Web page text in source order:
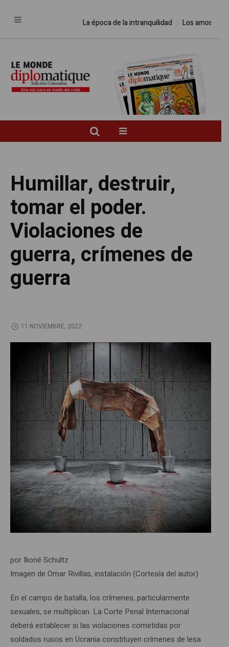
La época de la intranquilidad Los amos del mundo
Humillar, destruir,
tomar el poder.
Violaciones de
guerra, crímenes de
guerra
11 NOVIEMBRE, 2022
por Ilioné Schultz
Imagen de Omar Rivillas, instalación (Cortesía del autor)
En el campo de batalla, los crímenes, particularmente
sexuales, se multiplican. La Corte Penal Internacional
deberá establecer si las violaciones cometidas por
soldados rusos en Ucrania constituyen crímenes de lesa